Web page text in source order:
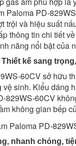
Paloma PD-
trội và hiệu suất
thông tin chi tiết
năng nổi bật của
Thiết kế sang
60CV sở hữu
sinh. Kiểu dáng
829WS-60CV
không gian bếp
nhanh chóng,